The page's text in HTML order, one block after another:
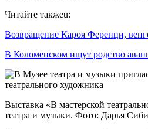
Читайте такжеu:
Возвращение Кароя Ференци,
В Коломенском ищут родство
Выставка «В мастерской
театра и музыки. Фото: Дарья